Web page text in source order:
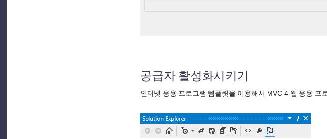
공급자 활성화시키기
인터넷 응용 프로그램 템플릿을 이용해서 MVC 4 웹 응용 프